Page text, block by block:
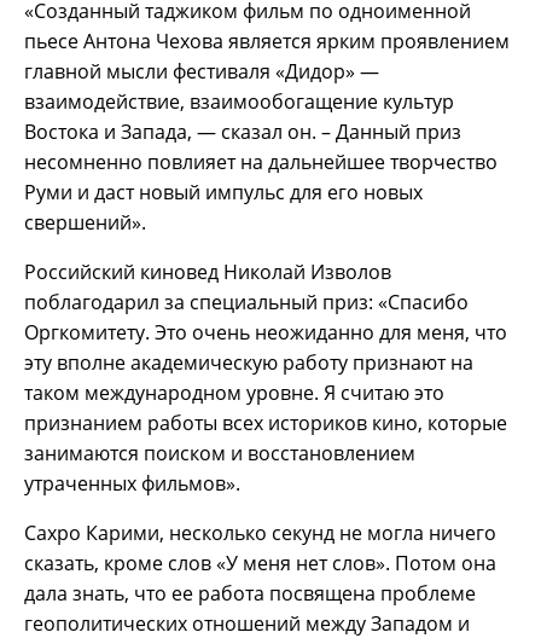
«Созданный таджиком фильм по одноименной
пьесе Антона Чехова является ярким проявлением
главной мысли фестиваля «Дидор» —
взаимодействие, взаимообогащение культур
Востока и Запада, — сказал он. – Данный приз
несомненно повлияет на дальнейшее творчество
Руми и даст новый импульс для его новых
свершений».
Российский киновед Николай Изволов
поблагодарил за специальный приз: «Спасибо
Оргкомитету. Это очень неожиданно для меня, что
эту вполне академическую работу признают на
таком международном уровне. Я считаю это
признанием работы всех историков кино, которые
занимаются поиском и восстановлением
утраченных фильмов».
Сахро Карими, несколько секунд не могла ничего
сказать, кроме слов «У меня нет слов». Потом она
дала знать, что ее работа посвящена проблеме
геополитических отношений между Западом и